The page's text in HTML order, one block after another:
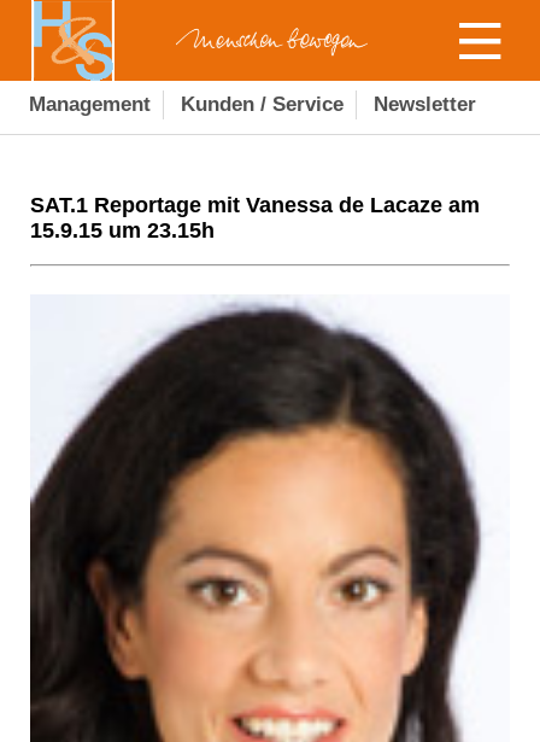
Management Kunden / Service Newsletter
SAT.1 Reportage mit Vanessa de Lacaze am
15.9.15 um 23.15h